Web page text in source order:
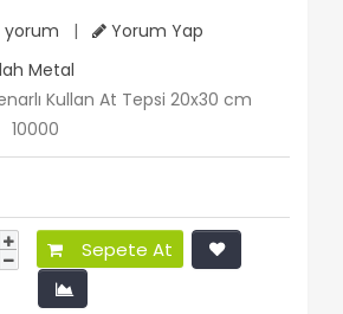
yorum |
Yorum Yap
Metal
Kullan At Tepsi 20x30 cm
10000
Sepete At